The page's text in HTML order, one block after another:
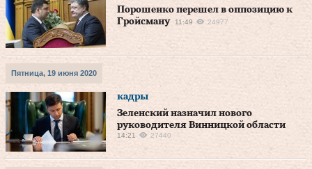
Порошенко перешел в оппозицию к
Гройсману
11:49 24977
Пятница, 19 июня 2020
кадры
Зеленский назначил нового
руководителя Винницкой области
14:21 27440